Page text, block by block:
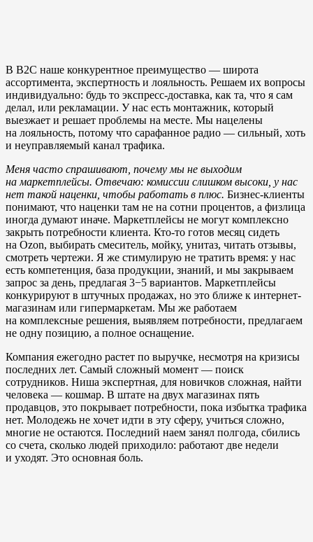
В B2C наше конкурентное преимущество — широта
ассортимента, экспертность и лояльность. Решаем их вопросы
индивидуально: будь то экспресс-доставка, как та, что я сам
делал, или рекламации. У нас есть монтажник, который
выезжает и решает проблемы на месте. Мы нацелены
на лояльность, потому что сарафанное радио — сильный, хоть
и неуправляемый канал трафика.
Меня часто спрашивают, почему мы не выходим
на маркетплейсы. Отвечаю: комиссии слишком высоки, у нас
нет такой наценки, чтобы работать в плюс. Бизнес-клиенты
понимают, что наценки там не на сотни процентов, а физлица
иногда думают иначе. Маркетплейсы не могут комплексно
закрыть потребности клиента. Кто-то готов месяц сидеть
на Ozon, выбирать смеситель, мойку, унитаз, читать отзывы,
смотреть чертежи. Я же стимулирую не тратить время: у нас
есть компетенция, база продукции, знаний, и мы закрываем
запрос за день, предлагая 3−5 вариантов. Маркетплейсы
конкурируют в штучных продажах, но это ближе к интернет-
магазинам или гипермаркетам. Мы же работаем
на комплексные решения, выявляем потребности, предлагаем
не одну позицию, а полное оснащение.
Компания ежегодно растет по выручке, несмотря на кризисы
последних лет. Самый сложный момент — поиск
сотрудников. Ниша экспертная, для новичков сложная, найти
человека — кошмар. В штате на двух магазинах пять
продавцов, это покрывает потребности, пока избытка трафика
нет. Молодежь не хочет идти в эту сферу, учиться сложно,
многие не остаются. Последний наем занял полгода, сбились
со счета, сколько людей приходило: работают две недели
и уходят. Это основная боль.